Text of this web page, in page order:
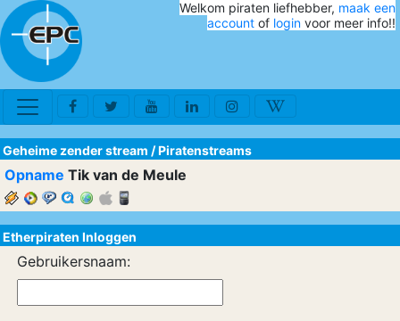
Welkom piraten liefhebber, maak een
account of login voor meer info!!
Geheime zender stream /Piratenstreams
Opname Tik van de Meule
Etherpiraten Inloggen
Gebruikersnaam: